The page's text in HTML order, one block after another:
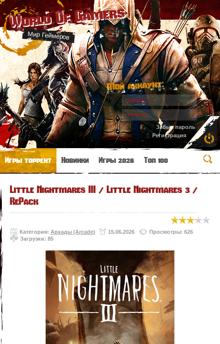
World Of Gamers
Мир Геймеров
Мой аккаунт:
Забыл пароль
Регистрация
Игры торрент Новинки Игры 2026 Топ 100
Little Nightmares III / Little Nightmares 3 /
RePack
Категория: Аркады (Arcade) 15.06.2026
Просмотры: 626
Загрузки: 85